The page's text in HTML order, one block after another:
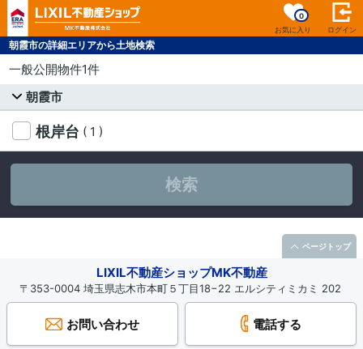
お気に入り
0
ログイン
朝霞市の詳細エリアから土地検索
一般公開物件1件
朝霞市
根岸台 ( 1 )
検索
LIXIL不動産ショップMK不動産
〒353-0004 埼玉県志木市本町５丁目18−22 エルシティミカミ 202
お問い合わせ 電話する
ページトップ